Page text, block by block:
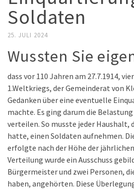
Soldaten
25. JULI 2024
Wussten Sie
dass vor 110 Jahren am 27.7.1914,
1.Weltkriegs, der Gemeinderat von
Gedanken über eine eventuelle
machte. Es ging darum die
verteilen. So musste jeder Haushalt,
hatte, einen Soldaten aufnehmen.
erfolgte nach der Höhe der
Verteilung wurde ein Ausschuss
Bürgermeister und zwei Personen,
haben, angehörten. Diese